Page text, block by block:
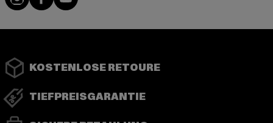
KOSTENLOSE RETOURE
TIEFPREISGARANTIE